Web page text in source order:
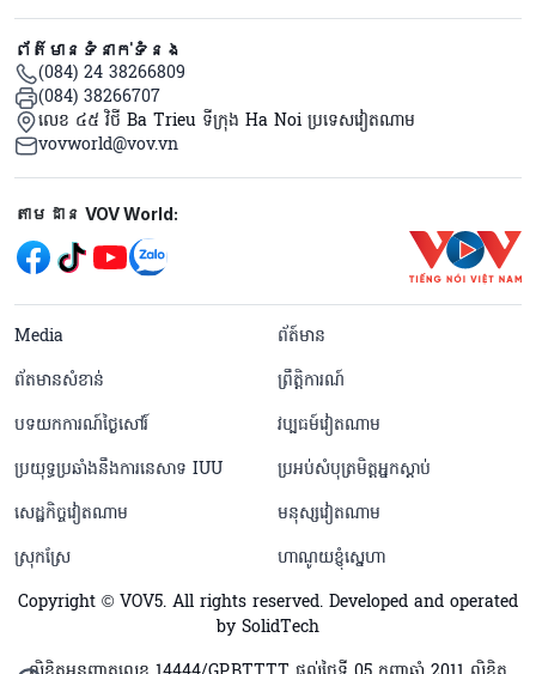
ព័ត៌មានទំនាក់ទំនង
(084) 24 38266809
(084) 38266707
លេខ ៤៥ វិថី Ba Trieu ទីក្រុង Ha Noi ប្រទេសវៀតណាម
vovworld@vov.vn
Mạng xã hội
តាមដាន VOV World:
menu footer tiếng Khmer
Media
ព័ត៍មាន
ព័តមានសំខាន់
ព្រឹត្តិការណ៍
បទយកការណ៍ថ្ងៃសៅរ៍
វប្បធម៍វៀតណាម
ប្រយុទ្ធប្រឆាំងនឹងការនេសាទ IUU
ប្រអប់សំបុត្រមិត្តអ្នកស្តាប់
សេដ្ឋកិច្ចវៀតណាម
មនុស្សវៀតណាម
ស្រុកស្រែ
ហាណូយខ្ញុំស្នេហា
Copyright © VOV5. All rights reserved. Developed and operated
by SolidTech